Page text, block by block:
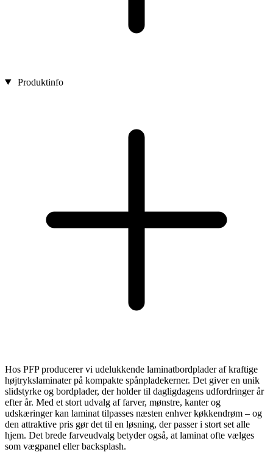
Produktinfo
Hos PFP producerer vi udelukkende laminatbordplader af kraftige
højtrykslaminater på kompakte spånpladekerner. Det giver en unik
slidstyrke og bordplader, der holder til dagligdagens udfordringer år
efter år. Med et stort udvalg af farver, mønstre, kanter og
udskæringer kan laminat tilpasses næsten enhver køkkendrøm – og
den attraktive pris gør det til en løsning, der passer i stort set alle
hjem. Det brede farveudvalg betyder også, at laminat ofte vælges
som vægpanel eller backsplash.